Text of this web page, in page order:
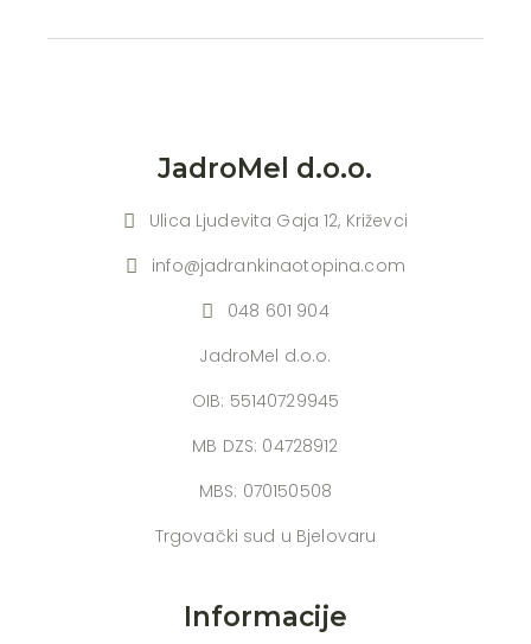
JadroMel d.o.o.
Ulica Ljudevita Gaja 12, Križevci
info@jadrankinaotopina.com
048 601 904
JadroMel d.o.o.
OIB: 55140729945
MB DZS: 04728912
MBS: 070150508
Trgovački sud u Bjelovaru
Informacije